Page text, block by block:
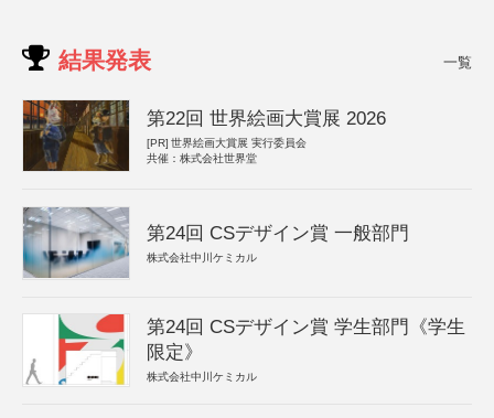
結果発表 一覧
第22回 世界絵画大賞展 2026
[PR] 世界絵画大賞展 実行委員会
共催：株式会社世界堂
第24回 CSデザイン賞 一般部門
株式会社中川ケミカル
第24回 CSデザイン賞 学生部門《学生
限定》
株式会社中川ケミカル